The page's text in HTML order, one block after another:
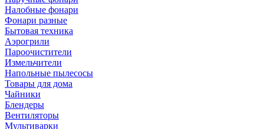
Налобные фонари
Фонари разные
Бытовая техника
Аэрогрили
Пароочистители
Измельчители
Напольные пылесосы
Товары для дома
Чайники
Блендеры
Вентиляторы
Мультиварки